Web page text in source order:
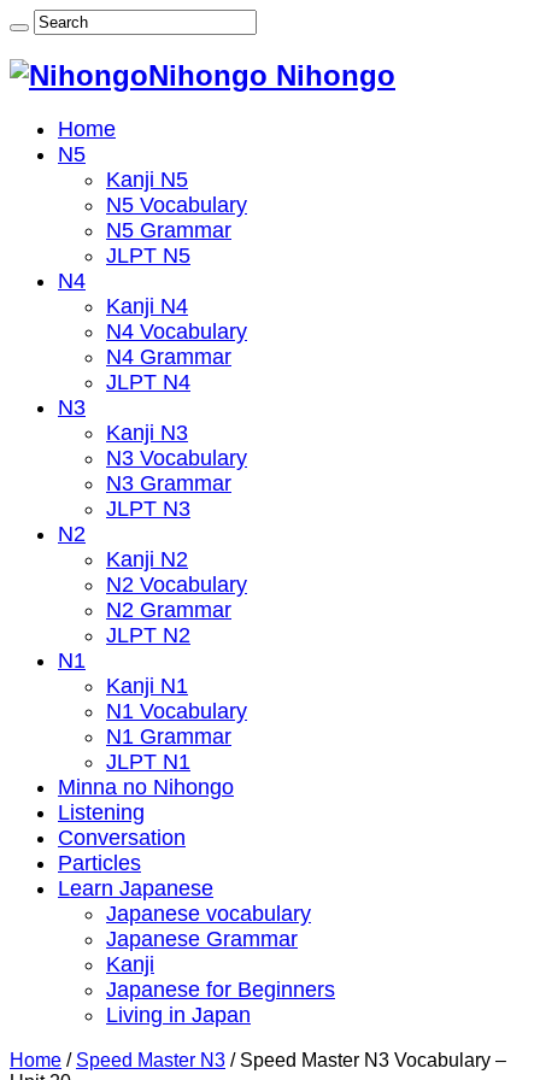
Nihongo Nihongo
Home
N5
Kanji N5
N5 Vocabulary
N5 Grammar
JLPT N5
N4
Kanji N4
N4 Vocabulary
N4 Grammar
JLPT N4
N3
Kanji N3
N3 Vocabulary
N3 Grammar
JLPT N3
N2
Kanji N2
N2 Vocabulary
N2 Grammar
JLPT N2
N1
Kanji N1
N1 Vocabulary
N1 Grammar
JLPT N1
Minna no Nihongo
Listening
Conversation
Particles
Learn Japanese
Japanese vocabulary
Japanese Grammar
Kanji
Japanese for Beginners
Living in Japan
Home / Speed Master N3 / Speed Master N3 Vocabulary –